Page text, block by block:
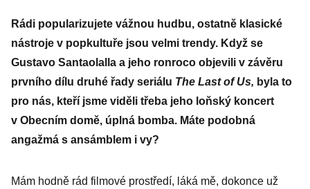
cestě na
výsluní klaněl
celý New York
Rádi popularizujete vážnou hudbu, ostatně klasické
nástroje v popkultuře jsou velmi trendy. Když se
Gustavo Santaolalla a jeho ronroco objevili v závěru
prvního dílu druhé řady seriálu The Last of Us, byla to
pro nás, kteří jsme viděli třeba jeho loňský koncert
v Obecním domě, úplná bomba. Máte podobná
angažmá s ansámblem i vy?
Mám hodně rád filmové prostředí, láká mě, dokonce už